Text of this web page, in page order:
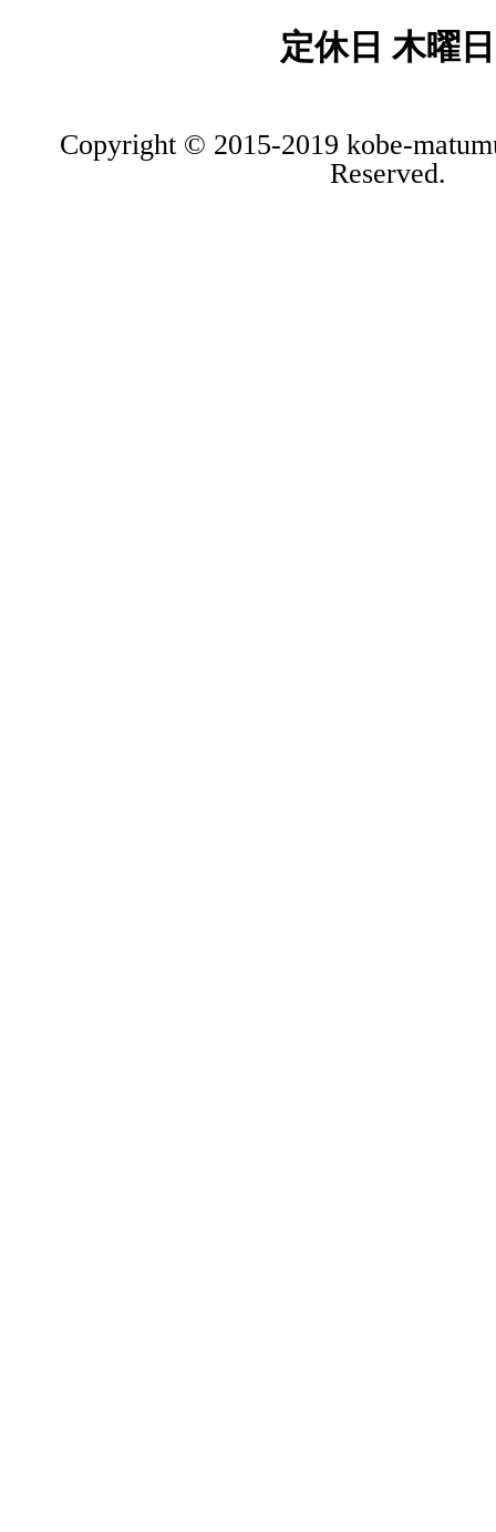
定休日 木曜日
Copyright © 2015-2019 kobe-
Reserved.